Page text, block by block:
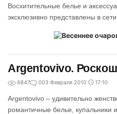
Восхитительные белье и
эксклюзивно представлены в
Argentovivo.
6847 003 Февраля 2010 17:10
Argentovivo – удивительно
романтичные белье,